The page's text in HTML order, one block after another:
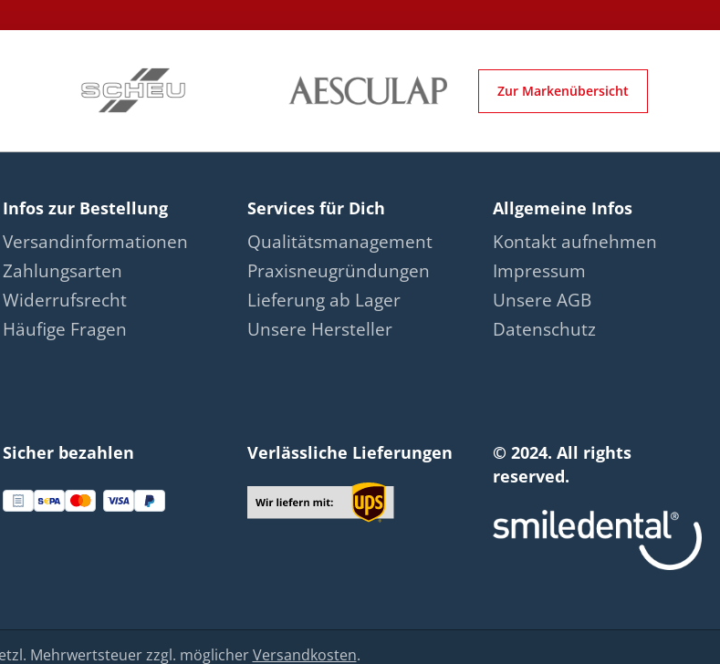
Zur Markenübersicht
Infos zur Bestellung
Versandinformationen
Zahlungsarten
Widerrufsrecht
Häufige Fragen
Services für Dich
Qualitätsmanagement
Praxisneugründungen
Lieferung ab Lager
Unsere Hersteller
Allgemeine Infos
Kontakt aufnehmen
Impressum
Unsere AGB
Datenschutz
Sicher bezahlen Verlässliche Lieferungen
© 2024. All rights
reserved.
Mehrwertsteuer zzgl. möglicherVersandkosten.